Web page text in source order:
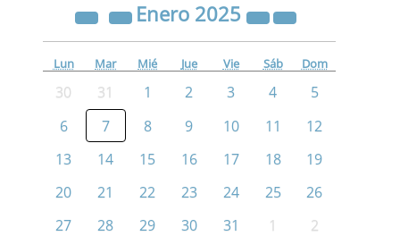
Enero 2025
Lun Mar Mié Jue Vie Sáb Dom
30 31 1 2 3 4
5
6
7 8 9 10 11
12
13
14 15 16 17 18
19
20
21 22 23 24 25
26
27
28 29 30 31 1 2